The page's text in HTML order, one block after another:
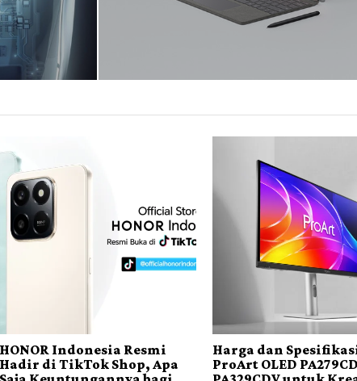
HONOR Indonesia Resmi
Hadir di TikTok Shop, Apa
Harga dan Spesifikasi
ProArt OLED